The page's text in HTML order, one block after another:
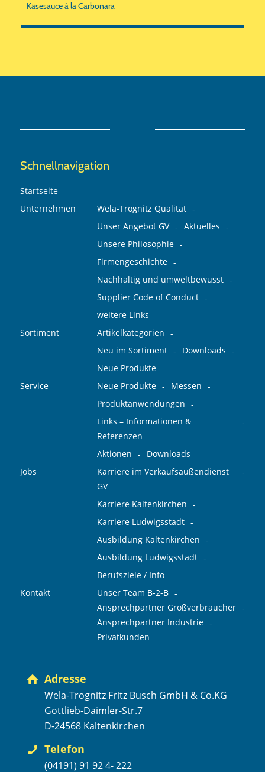
Käsesauce à la Carbonara
Schnellnavigation
Startseite
Unternehmen
Wela-Trognitz Qualität
Unser Angebot GV
Aktuelles
Unsere Philosophie
Firmengeschichte
Nachhaltig und umweltbewusst
Supplier Code of Conduct
weitere Links
Sortiment
Artikelkategorien
Neu im Sortiment
Downloads
Neue Produkte
Service
Neue Produkte
Messen
Produktanwendungen
Links – Informationen &
Referenzen
Aktionen
Downloads
Jobs
Karriere im Verkaufsaußendienst
GV
Karriere Kaltenkirchen
Karriere Ludwigsstadt
Ausbildung Kaltenkirchen
Ausbildung Ludwigsstadt
Berufsziele / Info
Kontakt
Unser Team B-2-B
Ansprechpartner Großverbraucher
Ansprechpartner Industrie
Privatkunden
Adresse
Wela-Trognitz Fritz Busch GmbH & Co.KG
Gottlieb-Daimler-Str.7
D-24568 Kaltenkirchen
Telefon
(04191) 91 92 4- 222